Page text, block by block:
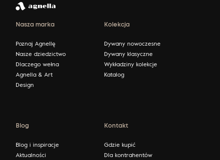
Nasza marka
Poznaj Agnellę
Nasze dziedzictwo
Dlaczego wełna
Agnella & Art
Design
Kolekcja
Dywany nowoczesne
Dywany klasyczne
Wykładziny kolekcje
Katalog
Blog
Blog i inspiracje
Aktualności
Kontakt
Gdzie kupić
Dla kontrahentów